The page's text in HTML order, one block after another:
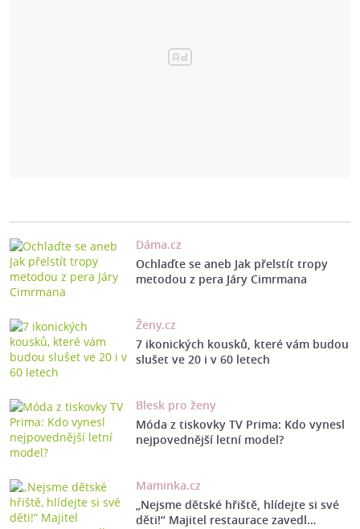
Dáma.cz
Ochlaďte se aneb Jak přelstít tropy
metodou z pera Járy Cimrmana
Ženy.cz
7 ikonických kousků, které vám budou
slušet ve 20 i v 60 letech
Blesk pro ženy
Móda z tiskovky TV Prima: Kdo vynesl
nejpovednější letní model?
Maminka.cz
„Nejsme dětské hřiště, hlídejte si své
děti!“ Majitel restaurace zavedl…